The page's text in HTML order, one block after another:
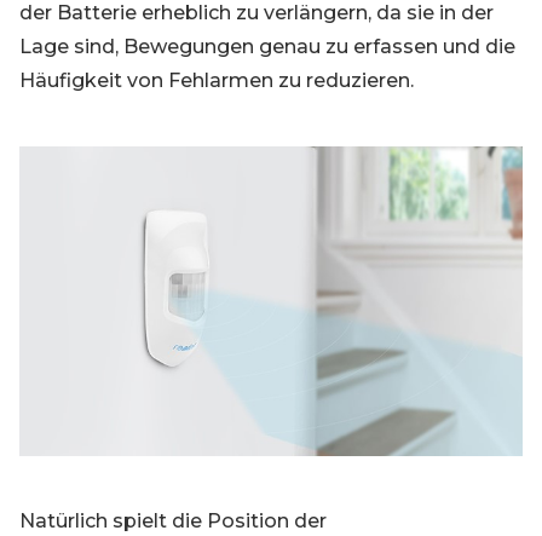
der Batterie erheblich zu verlängern, da sie in der
Lage sind, Bewegungen genau zu erfassen und die
Häufigkeit von Fehlarmen zu reduzieren.
Natürlich spielt die Position der